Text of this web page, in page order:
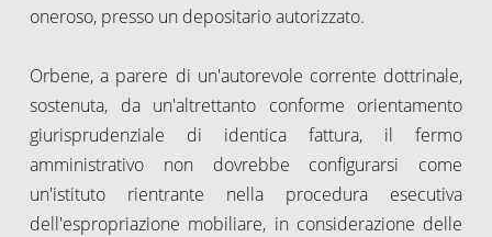
oneroso, presso un depositario autorizzato.
Orbene, a parere di un'autorevole corrente dottrinale,
sostenuta, da un'altrettanto conforme orientamento
giurisprudenziale di identica fattura, il fermo
amministrativo non dovrebbe configurarsi come
un'istituto rientrante nella procedura esecutiva
dell'espropriazione mobiliare, in considerazione delle